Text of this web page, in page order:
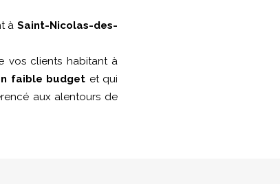
àSaint-Nicolas-des-
vos clients habitant à
faible budget et qui
aux alentours de